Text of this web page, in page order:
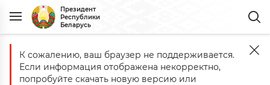
Президент
Республики
Беларусь
Главная События На службу в Вооруженные Силы в 2017 году
На службу в Вооруженные Силы в
К сожалению, ваш браузер не поддерживается.
Если информация отображена некорректно,
попробуйте скачать новую версию или